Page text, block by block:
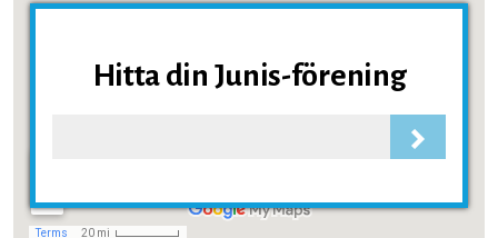
Hitta din Junis-förening